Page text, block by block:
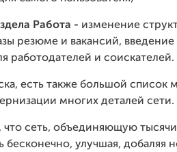
Работа - изменение
резюме и вакансий,
работодателей и соискателей.
есть также большой список
многих деталей сети.
что сеть, объединяющую
бесконечно, улучшая, добаляя